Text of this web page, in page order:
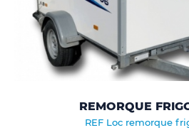
REMORQUE
REF Loc remorque